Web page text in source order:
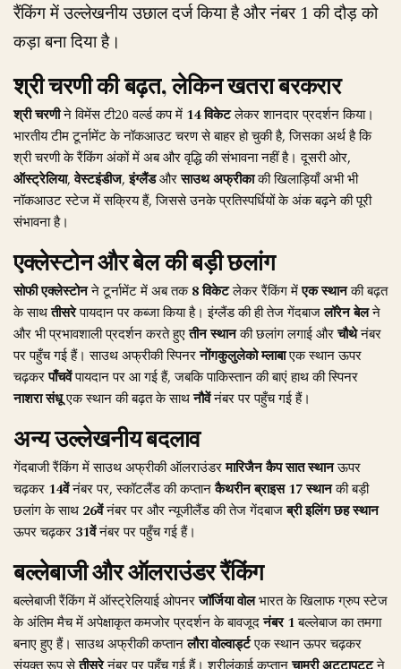
रैंकिंग में उल्लेखनीय उछाल दर्ज किया है और नंबर 1 की दौड़ को
कड़ा बना दिया है।
श्री चरणी की बढ़त, लेकिन खतरा बरकरार
श्री चरणीने विमेंस टी20 वर्ल्ड कप में 14 विकेटलेकर शानदार प्रदर्शन किया।
भारतीय टीम टूर्नामेंट के नॉकआउट चरण से बाहर हो चुकी है, जिसका अर्थ है कि
श्री चरणी के रैंकिंग अंकों में अब और वृद्धि की संभावना नहीं है। दूसरी ओर,
ऑस्ट्रेलिया,वेस्टइंडीज,इंग्लैंडऔरसाउथ अफ्रीकाकी खिलाड़ियाँ अभी भी
नॉकआउट स्टेज में सक्रिय हैं, जिससे उनके प्रतिस्पर्धियों के अंक बढ़ने की पूरी
संभावना है।
एक्लेस्टोन और बेल की बड़ी छलांग
सोफी एक्लेस्टोनने टूर्नामेंट में अब तक8 विकेटलेकर रैंकिंग मेंएक स्थानकी बढ़त
के साथतीसरेपायदान पर कब्जा किया है। इंग्लैंड की ही तेज गेंदबाजलॉरेन बेलने
और भी प्रभावशाली प्रदर्शन करते हुएतीन स्थानकी छलांग लगाई औरचौथेनंबर
पर पहुँच गई हैं। साउथ अफ्रीकी स्पिनरनोंगकुलुलेको म्लाबाएक स्थान ऊपर
चढ़करपाँचवेंपायदान पर आ गई हैं, जबकि पाकिस्तान की बाएं हाथ की स्पिनर
नाशरा संधूएक स्थान की बढ़त के साथनौवेंनंबर पर पहुँच गई हैं।
अन्य उल्लेखनीय बदलाव
गेंदबाजी रैंकिंग में साउथ अफ्रीकी ऑलराउंडरमारिजैन कैपसात स्थानऊपर
चढ़कर 14वेंनंबर पर, स्कॉटलैंड की कप्तानकैथरीन ब्राइस 17 स्थानकी बड़ी
छलांग के साथ 26वेंनंबर पर और न्यूजीलैंड की तेज गेंदबाजब्री इलिंगछह स्थान
ऊपर चढ़कर 31वेंनंबर पर पहुँच गई हैं।
बल्लेबाजी और ऑलराउंडर रैंकिंग
बल्लेबाजी रैंकिंग में ऑस्ट्रेलियाई ओपनरजॉर्जिया वोलभारत के खिलाफ ग्रुप स्टेज
के अंतिम मैच में अपेक्षाकृत कमजोर प्रदर्शन के बावजूदनंबर 1बल्लेबाज का तमगा
बनाए हुए हैं। साउथ अफ्रीकी कप्तानलौरा वोल्वार्ड्टएक स्थान ऊपर चढ़कर